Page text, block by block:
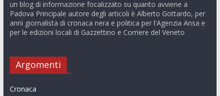
un blog di informazione focalizzato su quanto avviene a
Padova Principale autore degli articoli è Alberto Gottardo, per
anni giornalista di cronaca nera e politica per l'Agenzia Ansa e
per le edizioni locali di Gazzettino e Corriere del Veneto
Argomenti
Cronaca